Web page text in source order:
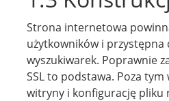
Strona internetowa
użytkowników i
wyszukiwarek. Poprawnie
SSL to podstawa. Poza
witryny i konfigurację pliku